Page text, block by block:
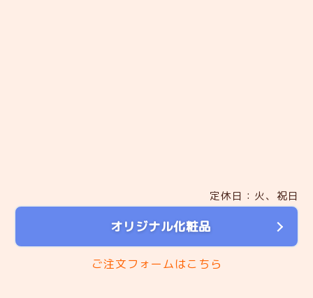
定休日：火、祝日
オリジナル化粧品
ご注文フォームはこちら